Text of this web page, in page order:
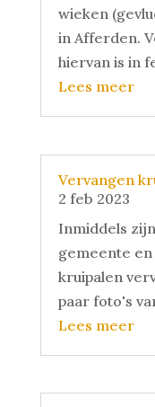
wieken
in Afferden.
hiervan is in
Lees meer
Vervangen
2 feb 2023
Inmiddels
gemeente
kruipalen
paar foto's
Lees meer